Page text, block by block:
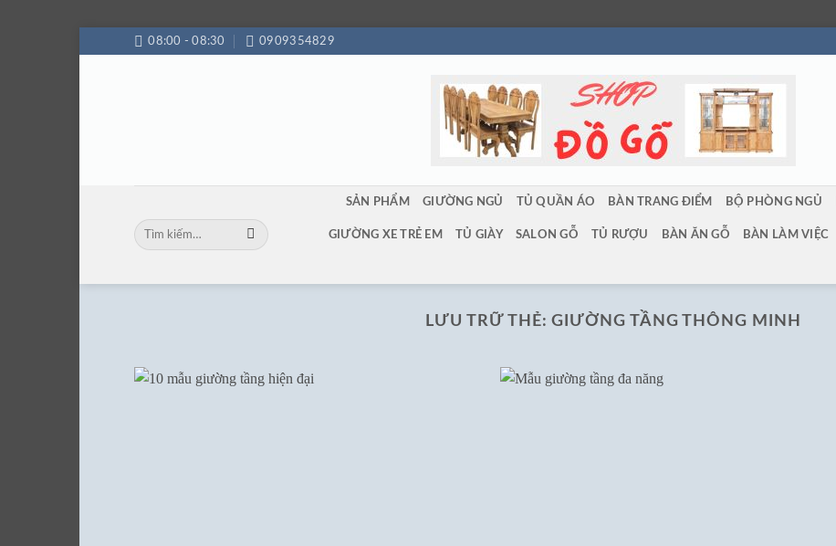
08:00 - 08:30 0909354829
Tìm
kiếm:
SẢN PHẨM GIƯỜNG NGỦ TỦ QUẦN ÁO BÀN TRANG ĐIỂM BỘ PHÒNG NGỦ
GIƯỜNG XE TRẺ EM TỦ GIÀY SALON GỖ TỦ RƯỢU BÀN ĂN GỖ BÀN LÀM VIỆC
LƯU TRỮ THẺ:GIƯỜNG TẦNG THÔNG MINH